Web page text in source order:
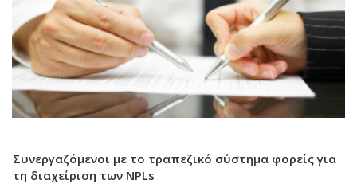
Συνεργαζόμενοι με το τραπεζικό σύστημα φορείς για
τη διαχείριση των NPLs